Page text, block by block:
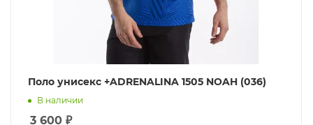
Поло унисекс +ADRENALINA 1505 NOAH (036)
В наличии
3 600 ₽